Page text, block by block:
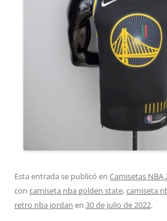
Esta entrada se publicó en Camisetas NBA
con camiseta nba golden state,camiseta
retro nba jordan en 30 de julio de 2022.